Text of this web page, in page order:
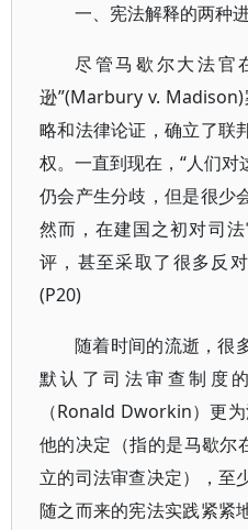
一、宪法解释的两种
尽管马歇尔大法官
逊”(Marbury v.
略和法律论证，确立了联
权。一直到现在，“人们
仍会产生分歧，但是很少
然而，在建国之初对司
评，甚至采取了很多反
(P20)
随着时间的流逝，很
默认了司法审查制度
（Ronald Dworkin）更
他的决定（指的是马歇尔
立的司法审查决定），至
随之而来的宪法实践紧紧